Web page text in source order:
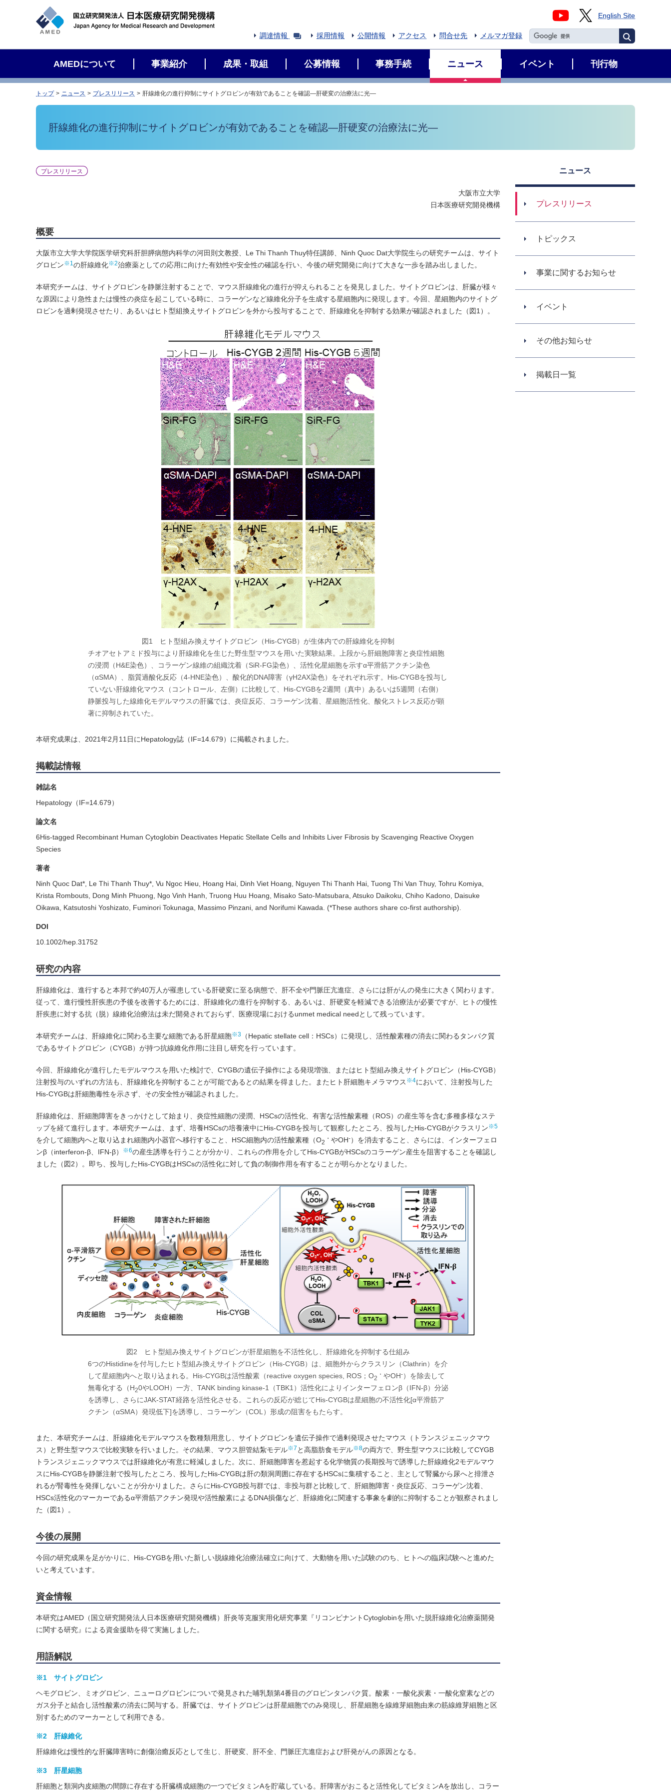
English Site
調達情報 採用情報 公開情報 アクセス 問合せ先 メルマガ登録
AMEDについて 事業紹介 成果・取組 公募情報 事務手続 ニュース イベント 刊行物
トップ ニュース プレスリリース 肝線維化の進行抑制にサイトグロビンが有効であることを確認―肝硬変の治療法に光―
肝線維化の進行抑制にサイトグロビンが有効であることを確認―肝硬変の治療法に光―
プレスリリース
大阪市立大学
日本医療研究開発機構
概要
大阪市立大学大学院医学研究科肝胆膵病態内科学の河田則文教授、Le Thi Thanh Thuy特任講師、Ninh Quoc Dat大学院生らの研究チームは、サイト
グロビン※1の肝線維化※2治療薬としての応用に向けた有効性や安全性の確認を行い、今後の研究開発に向けて大きな一歩を踏み出しました。
本研究チームは、サイトグロビンを静脈注射することで、マウス肝線維化の進行が抑えられることを発見しました。サイトグロビンは、肝臓が様々
な原因により急性または慢性の炎症を起こしている時に、コラーゲンなど線維化分子を生成する星細胞内に発現します。今回、星細胞内のサイトグ
ロビンを過剰発現させたり、あるいはヒト型組換えサイトグロビンを外から投与することで、肝線維化を抑制する効果が確認されました（図1）。
図1 ヒト型組み換えサイトグロビン（His-CYGB）が生体内での肝線維化を抑制
チオアセトアミド投与により肝線維化を生じた野生型マウスを用いた実験結果。上段から肝細胞障害と炎症性細胞
の浸潤（H&E染色）、コラーゲン線維の組織沈着（SiR-FG染色）、活性化星細胞を示すα平滑筋アクチン染色
（αSMA）、脂質過酸化反応（4-HNE染色）、酸化的DNA障害（γH2AX染色）をそれぞれ示す。His-CYGBを投与し
ていない肝線維化マウス（コントロール、左側）に比較して、His-CYGBを2週間（真中）あるいは5週間（右側）
静脈投与した線維化モデルマウスの肝臓では、炎症反応、コラーゲン沈着、星細胞活性化、酸化ストレス反応が顕
著に抑制されていた。
本研究成果は、2021年2月11日にHepatology誌（IF=14.679）に掲載されました。
掲載誌情報
雑誌名
Hepatology（IF=14.679）
論文名
6His-tagged Recombinant Human Cytoglobin Deactivates Hepatic Stellate Cells and Inhibits Liver Fibrosis by Scavenging Reactive Oxygen
Species
著者
Ninh Quoc Dat*, Le Thi Thanh Thuy*, Vu Ngoc Hieu, Hoang Hai, Dinh Viet Hoang, Nguyen Thi Thanh Hai, Tuong Thi Van Thuy, Tohru Komiya,
Krista Rombouts, Dong Minh Phuong, Ngo Vinh Hanh, Truong Huu Hoang, Misako Sato-Matsubara, Atsuko Daikoku, Chiho Kadono, Daisuke
Oikawa, Katsutoshi Yoshizato, Fuminori Tokunaga, Massimo Pinzani, and Norifumi Kawada. (*These authors share co-first authorship).
DOI
10.1002/hep.31752
研究の内容
肝線維化は、進行すると本邦で約40万人が罹患している肝硬変に至る病態で、肝不全や門脈圧亢進症、さらには肝がんの発生に大きく関わります。
従って、進行慢性肝疾患の予後を改善するためには、肝線維化の進行を抑制する、あるいは、肝硬変を軽減できる治療法が必要ですが、ヒトの慢性
肝疾患に対する抗（脱）線維化治療法は未だ開発されておらず、医療現場におけるunmet medical needとして残っています。
本研究チームは、肝線維化に関わる主要な細胞である肝星細胞※3 （Hepatic stellate cell：HSCs）に発現し、活性酸素種の消去に関わるタンパク質
であるサイトグロビン（CYGB）が持つ抗線維化作用に注目し研究を行っています。
今回、肝線維化が進行したモデルマウスを用いた検討で、CYGBの遺伝子操作による発現増強、またはヒト型組み換えサイトグロビン（His-CYGB）
注射投与のいずれの方法も、肝線維化を抑制することが可能であるとの結果を得ました。またヒト肝細胞キメラマウス ※4において、注射投与した
His-CYGBは肝細胞毒性を示さず、その安全性が確認されました。
肝線維化は、肝細胞障害をきっかけとして始まり、炎症性細胞の浸潤、HSCsの活性化、有害な活性酸素種（ROS）の産生等を含む多種多様なステ
ップを経て進行します。本研究チームは、まず、培養HSCsの培養液中にHis-CYGBを投与して観察したところ、投与したHis-CYGBがクラスリン※5
を介して細胞内へと取り込まれ細胞内小器官へ移行すること、HSC細胞内の活性酸素種（O2
・ やOH-）を消去すること、さらには、インターフェロ
ンβ（interferon-β、IFN-β）
※6の産生誘導を行うことが分かり、これらの作用を介してHis-CYGBがHSCsのコラーゲン産生を阻害することを確認し
ました（図2）。即ち、投与したHis-CYGBはHSCsの活性化に対して負の制御作用を有することが明らかとなりました。
図2 ヒト型組み換えサイトグロビンが肝星細胞を不活性化し、肝線維化を抑制する仕組み
6つのHistidineを付与したヒト型組み換えサイトグロビン（His-CYGB）は、細胞外からクラスリン（Clathrin）を介
して星細胞内へと取り込まれる。His-CYGBは活性酸素（reactive oxygen species, ROS；O2
・ やOH-）を除去して
無毒化する（H20やLOOH）一方、TANK binding kinase-1（TBK1）活性化によりインターフェロンβ（IFN-β）分泌
を誘導し、さらにJAK-STAT経路を活性化させる。これらの反応が総じてHis-CYGBは星細胞の不活性化[α平滑筋ア
クチン（αSMA）発現低下]を誘導し、コラーゲン（COL）形成の阻害をもたらす。
また、本研究チームは、肝線維化モデルマウスを数種類用意し、サイトグロビンを遺伝子操作で過剰発現させたマウス（トランスジェニックマウ
ス）と野生型マウスで比較実験を行いました。その結果、マウス胆管結紮モデル※7 と高脂肪食モデル※8の両方で、野生型マウスに比較してCYGB
トランスジェニックマウスでは肝線維化が有意に軽減しました。次に、肝細胞障害を惹起する化学物質の長期投与で誘導した肝線維化2モデルマウ
スにHis-CYGBを静脈注射で投与したところ、投与したHis-CYGBは肝の類洞周囲に存在するHSCsに集積すること、主として腎臓から尿へと排泄さ
れるが腎毒性を発揮しないことが分かりました。さらにHis-CYGB投与群では、非投与群と比較して、肝細胞障害・炎症反応、コラーゲン沈着、
HSCs活性化のマーカーであるα平滑筋アクチン発現や活性酸素によるDNA損傷など、肝線維化に関連する事象を劇的に抑制することが観察されまし
た（図1）。
今後の展開
今回の研究成果を足がかりに、His-CYGBを用いた新しい脱線維化治療法確立に向けて、大動物を用いた試験ののち、ヒトへの臨床試験へと進めた
いと考えています。
資金情報
本研究はAMED（国立研究開発法人日本医療研究開発機構）肝炎等克服実用化研究事業『リコンビナントCytoglobinを用いた脱肝線維化治療薬開発
に関する研究』による資金援助を得て実施しました。
用語解説
※1 サイトグロビン
ヘモグロビン、ミオグロビン、ニューログロビンについで発見された哺乳類第4番目のグロビンタンパク質。酸素・一酸化炭素・一酸化窒素などの
ガス分子と結合し活性酸素の消去に関与する。肝臓では、サイトグロビンは肝星細胞でのみ発現し、肝星細胞を線維芽細胞由来の筋線維芽細胞と区
別するためのマーカーとして利用できる。
※2 肝線維化
肝線維化は慢性的な肝臓障害時に創傷治癒反応として生じ、肝硬変、肝不全、門脈圧亢進症および肝発がんの原因となる。
※3 肝星細胞
肝細胞と類洞内皮細胞の間隙に存在する肝臓構成細胞の一つでビタミンAを貯蔵している。肝障害がおこると活性化してビタミンAを放出し、コラー
ニュース
プレスリリース
トピックス
事業に関するお知らせ
イベント
その他お知らせ
掲載日一覧